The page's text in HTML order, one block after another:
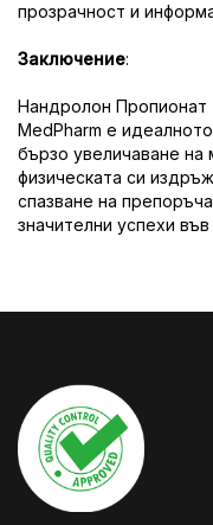
прозрачност и
Заключение:
Нандролон Пропионат
MedPharm е
бързо увеличаване на
физическата си
спазване на
значителни успехи